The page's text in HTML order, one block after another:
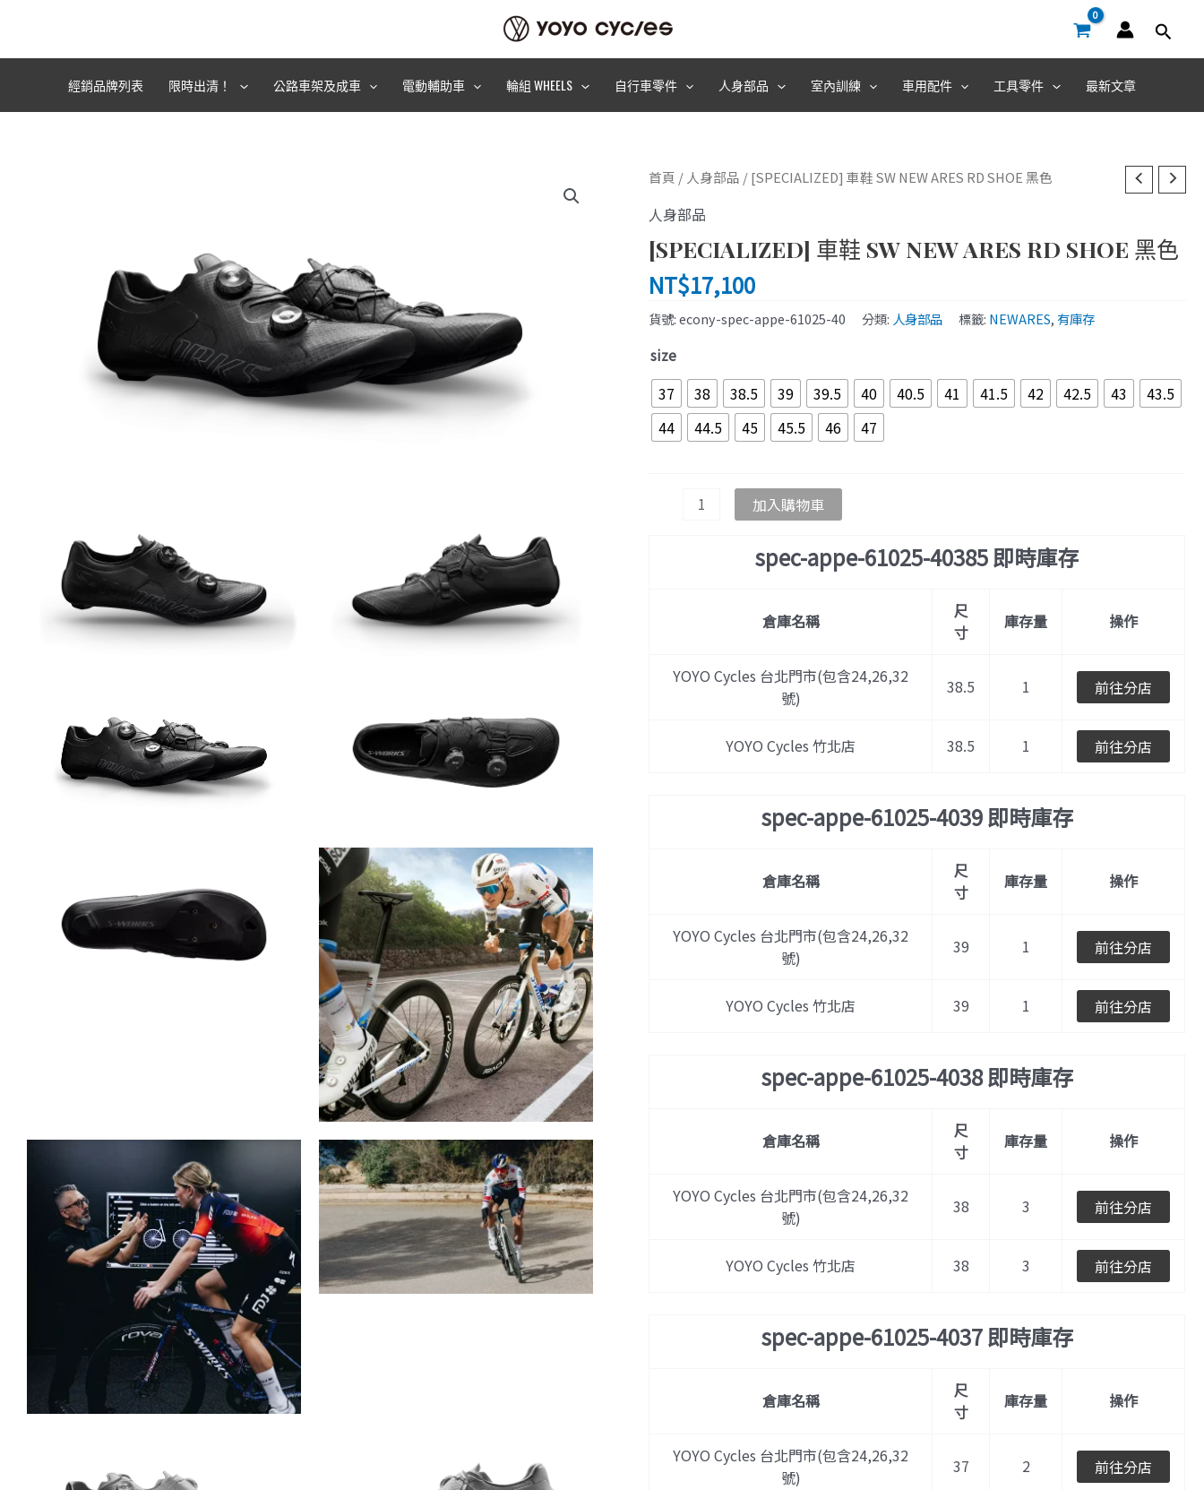
主
經銷品牌列表 限時出清！ 公路車架及成車 電動輔助車 輪組 WHEELS 自行車零件 人身部品 室內訓練 車用配件 工具零件 最新文章
首頁 / 人身部品 / [SPECIALIZED] 車鞋 SW NEW ARES RD SHOE 黑色
人身部品
[SPECIALIZED] 車鞋 SW NEW ARES RD SHOE 黑色
NT$17,100
貨號:econy-spec-appe-61025-40 分類: 人身部品 標籤: NEWARES, 有庫存
size
37
38 38.5 39 39.5 40 40.5 41 41.5 42 42.5 43
43.5
44
44.5 45 45.5 46 47
[SPECIALIZED]
鞋
SW
NEW
ARES
RD
SHOE
黑
色
數
量
加入購物車
spec-appe-61025-40385 即時庫存
倉庫名稱
尺
寸
庫存量 操作
YOYO Cycles 台北門市(包含24,26,32
號)
38.5 1 前往分店
YOYO Cycles 竹北店 38.5 1 前往分店
spec-appe-61025-4039 即時庫存
倉庫名稱
尺
寸
庫存量 操作
YOYO Cycles 台北門市(包含24,26,32
號)
39 1 前往分店
YOYO Cycles 竹北店 39 1 前往分店
spec-appe-61025-4038 即時庫存
倉庫名稱
尺
寸
庫存量 操作
YOYO Cycles 台北門市(包含24,26,32
號)
38 3 前往分店
YOYO Cycles 竹北店 38 3 前往分店
spec-appe-61025-4037 即時庫存
倉庫名稱
尺
寸
庫存量 操作
YOYO Cycles 台北門市(包含24,26,32
號)
37 2 前往分店